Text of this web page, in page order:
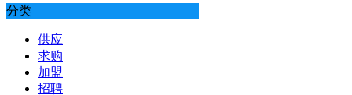
分类
供应
求购
加盟
招聘